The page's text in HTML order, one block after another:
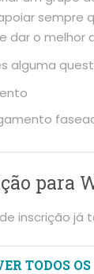
sempre
dar o melhor
alguma
para
inscrição já
TODOS